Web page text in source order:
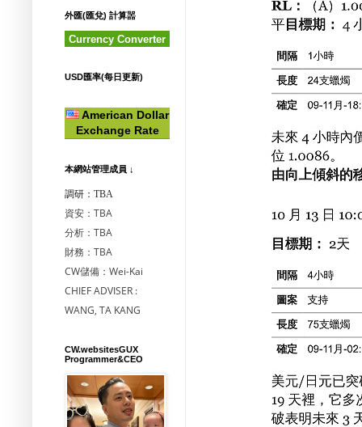
外匯(匯兌) 計算噐
Currency Converter
USD匯率(每日更新)
American Dollar
Exchange Rate
本網站管理成員 ↓
調研：TBA
資安：TBA
分析：TBA
財務：TBA
CW儲備：Wei-Kai
CHIEF ADVISER :
WANG, TA KANG
CW.websitesGUX
Programmer&CEO